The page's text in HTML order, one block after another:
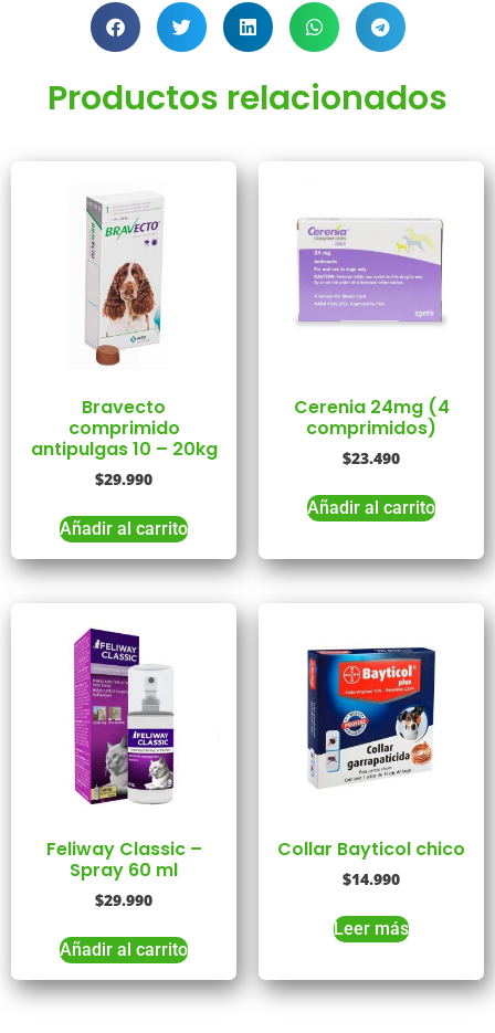
Productos relacionados
Bravecto
comprimido
antipulgas 10 – 20kg
$29.990
Añadir al carrito
Cerenia 24mg (4
comprimidos)
$23.490
Añadir al carrito
Feliway Classic –
Spray 60 ml
$29.990
Añadir al carrito
Collar Bayticol chico
$14.990
Leer más